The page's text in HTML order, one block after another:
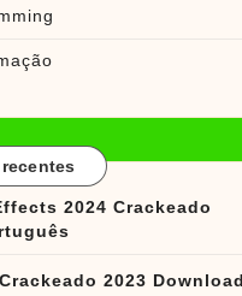
2024 Crackeado
2023 Download